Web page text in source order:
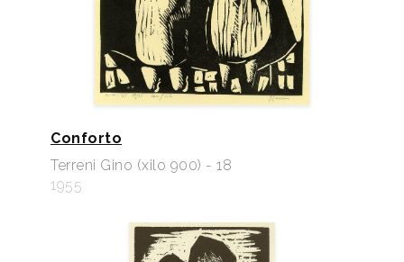
Conforto
Terreni Gino (xilo 900) - 18
1955